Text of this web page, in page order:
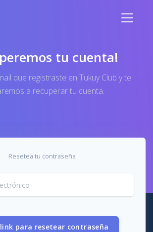
tu cuenta!
que registraste en Tukuy Club y te
a recuperar tu cuenta.
Resetea tu contraseña
para resetear contraseña